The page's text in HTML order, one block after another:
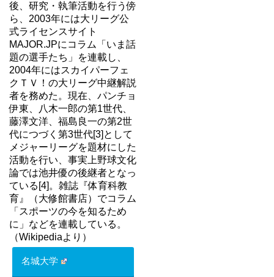
後、研究・執筆活動を行う傍
ら、2003年には大リーグ公
式ライセンスサイト
MAJOR.JPにコラム「いま話
題の選手たち」を連載し、
2004年にはスカイパーフェ
クＴＶ！の大リーグ中継解説
者を務めた。現在、パンチョ
伊東、八木一郎の第1世代、
藤澤文洋、福島良一の第2世
代につづく第3世代[3]として
メジャーリーグを題材にした
活動を行い、事実上野球文化
論では池井優の後継者となっ
ている[4]。雑誌『体育科教
育』（大修館書店）でコラム
「スポーツの今を知るため
に」などを連載している。
（Wikipediaより）
名城大学